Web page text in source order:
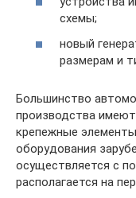
схемы;
новый
размерам и
Большинство
производства
крепежные
оборудования
осуществляется с
располагается на